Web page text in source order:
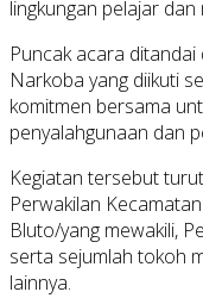
lingkungan pelajar dan
Puncak acara
Narkoba yang diikuti
komitmen bersama
penyalahgunaan dan
Kegiatan tersebut
Perwakilan
Bluto/yang mewakili,
serta sejumlah tokoh
lainnya.